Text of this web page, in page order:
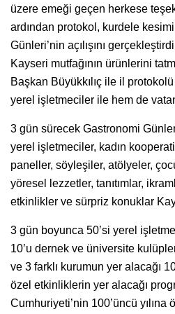
üzere emeği geçen herkese
ardından protokol, kurdele
Günleri’nin açılışını
Kayseri mutfağının ürünlerini
Başkan Büyükkılıç ile il
yerel işletmeciler ile hem de
3 gün sürecek Gastronomi
yerel işletmeciler, kadın
paneller, söyleşiler, atölyeler,
yöresel lezzetler, tanıtımlar,
etkinlikler ve sürpriz konuklar
3 gün boyunca 50’si yerel
10’u dernek ve üniversite
ve 3 farklı kurumun yer alacağı
özel etkinliklerin yer alacağı
Cumhuriyeti’nin 100’üncü